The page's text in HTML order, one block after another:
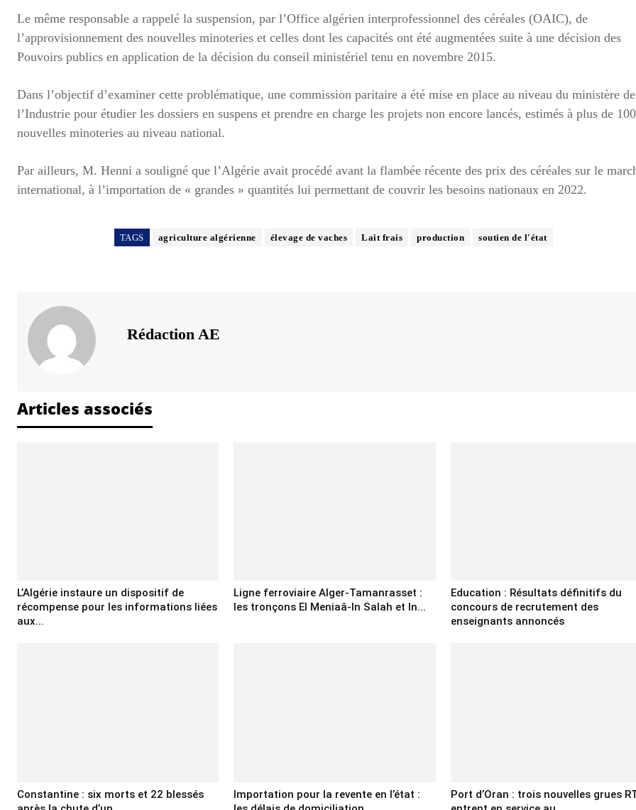
Le même responsable a rappelé la suspension, par l’Office algérien interprofessionnel des céréales (OAIC), de
l’approvisionnement des nouvelles minoteries et celles dont les capacités ont été augmentées suite à une décision des
Pouvoirs publics en application de la décision du conseil ministériel tenu en novembre 2015.
Dans l’objectif d’examiner cette problématique, une commission paritaire a été mise en place au niveau du ministère de
l’Industrie pour étudier les dossiers en suspens et prendre en charge les projets non encore lancés, estimés à plus de 100
nouvelles minoteries au niveau national.
Par ailleurs, M. Henni a souligné que l’Algérie avait procédé avant la flambée récente des prix des céréales sur le
international, à l’importation de « grandes » quantités lui permettant de couvrir les besoins nationaux en 2022.
TAGS agriculture algérienne élevage de vaches Lait frais production soutien de l'état
Rédaction AE
Articles associés
L’Algérie instaure un dispositif de
récompense pour les informations liées
aux...
Ligne ferroviaire Alger-Tamanrasset :
les tronçons El Meniaâ-In Salah et In...
Education : Résultats définitifs du
concours de recrutement des
enseignants annoncés
Constantine : six morts et 22 blessés
Importation pour la revente en l’état :
Port d’Oran : trois nouvelles grues